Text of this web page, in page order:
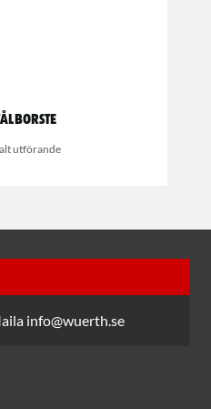
utförande
info@wuerth.se